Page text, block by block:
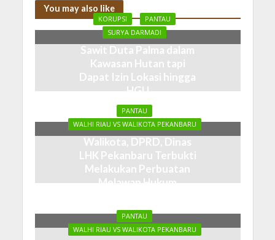
You may also like
KORUPSI
PANTAU
SURYA DARMADI
Sawit Duta Palma dalam
Kawasan Hutan tapi
Dapat Izin Lokasi hingga
HGU
19 October 2022
PANTAU
WALHI RIAU VS WALIKOTA PEKANBARU
Walikota, DPRD, Dinas
LHK Pekanbaru Terbukti
Melakukan Perbuatan
Melawan Hukum
PANTAU
WALHI RIAU VS WALIKOTA PEKANBARU